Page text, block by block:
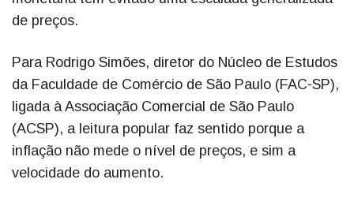
de preços.
Para Rodrigo Simões, diretor do Núcleo de Estudos
da Faculdade de Comércio de São Paulo (FAC-SP),
ligada à Associação Comercial de São Paulo
(ACSP), a leitura popular faz sentido porque a
inflação não mede o nível de preços, e sim a
velocidade do aumento.